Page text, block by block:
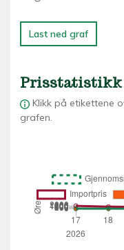
Last ned graf
Prisstatistikk
Klikk på etikettene
grafen.